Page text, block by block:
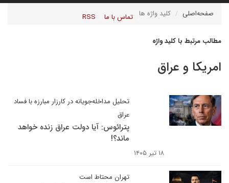
تماس با ما RSS صفحه‌اصلی کلید واژه ها
مطالب مرتبط با کلید واژه
امریکا و عراق
تحلیل مداخله‌جویانه در کارزار مبارزه با فساد
عراق
پترائوس: آیا دولت عراق زنده خواهد
ماند؟!
۱۸ تیر ۱۴۰۵
تهران محتاط است